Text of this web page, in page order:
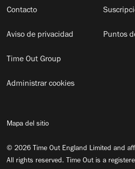
Contacto
Aviso de privacidad
Time Out Group
Administrar cookies
Puntos
Mapa del sitio
© 2026 Time Out England Limited and
All rights reserved. Time Out is a